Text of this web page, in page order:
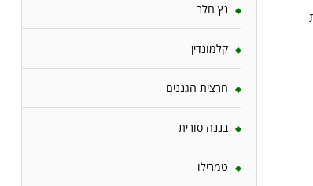
נץ חלב
קלמונדין
חרצית הגננים
בננה סורית
טמרילו